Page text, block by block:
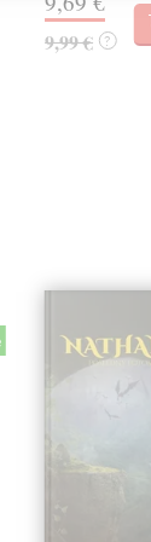
9,99 € ?